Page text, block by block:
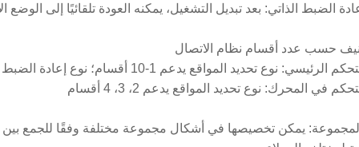
الضبط الذاتي: بعد تبديل التشغيل، يمكنه العودة تلقائيًا إلى
نوع تحديد المواقع يدعم 1-10 أقسام؛ نوع إعادة الضبط الذاتي يدعم 1-3 أقسام
في المحرك: نوع تحديد المواقع يدعم 2، 3، 4 أقسام
المجموعة: يمكن تخصيصها في أشكال مجموعة مختلفة وفقًا للجمع